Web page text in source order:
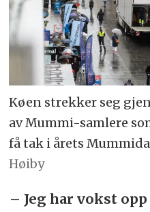
Køen strekker seg
av Mummi-samlere
få tak i årets
Høiby
– Jeg har vokst